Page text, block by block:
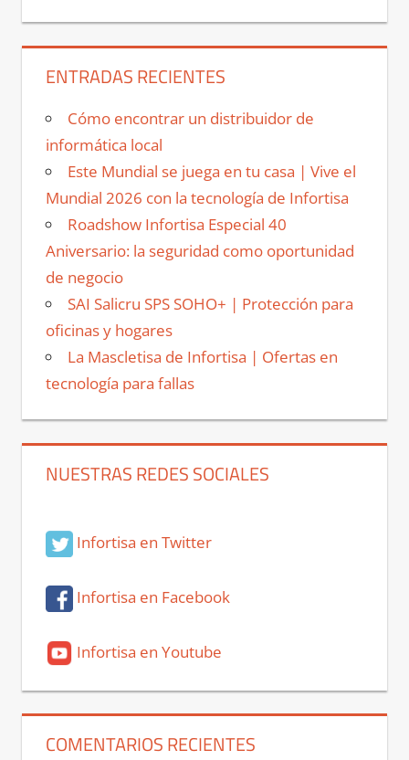
ENTRADAS RECIENTES
Cómo encontrar un distribuidor de
informática local
Este Mundial se juega en tu casa | Vive el
Mundial 2026 con la tecnología de Infortisa
Roadshow Infortisa Especial 40
Aniversario: la seguridad como oportunidad
de negocio
SAI Salicru SPS SOHO+ | Protección para
oficinas y hogares
La Mascletisa de Infortisa | Ofertas en
tecnología para fallas
NUESTRAS REDES SOCIALES
Infortisa en Twitter
Infortisa en Facebook
Infortisa en Youtube
COMENTARIOS RECIENTES